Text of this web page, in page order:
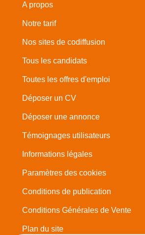
A propos
Notre tarif
Nos sites de codiffusion
Tous les candidats
Toutes les offres d'emploi
Déposer un CV
Déposer une annonce
Témoignages utilisateurs
Informations légales
Paramètres des cookies
Conditions de publication
Conditions Générales de Vente
Plan du site